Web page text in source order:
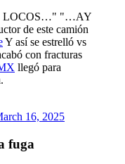
LOCOS…" "…AY
de este camión
Y así se estrelló vs
con fracturas
llegó para
16, 2025
fuga